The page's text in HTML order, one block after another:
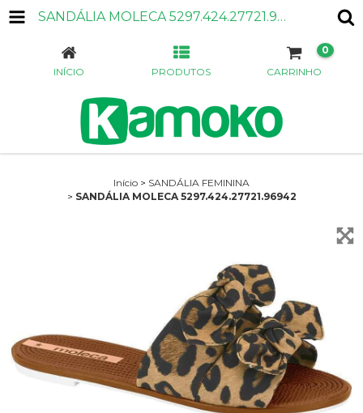
SANDÁLIA MOLECA 5297.424.27721.96942
INÍCIO PRODUTOS CARRINHO
0
Início > SANDÁLIA FEMININA
> SANDÁLIA MOLECA 5297.424.27721.96942